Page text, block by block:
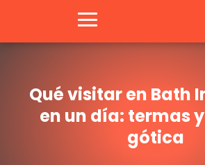
Qué visitar en Bath
en un día: termas
gótica